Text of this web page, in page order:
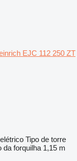
EJC 112 250 ZT
elétrico Tipo de torre
da forquilha 1,15 m